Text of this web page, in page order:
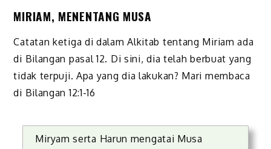
MIRIAM, MENENTANG MUSA
Catatan ketiga di dalam Alkitab tentang Miriam ada
di Bilangan pasal 12. Di sini, dia telah berbuat yang
tidak terpuji. Apa yang dia lakukan? Mari membaca
di Bilangan 12:1-16
Miryam serta Harun mengatai Musa